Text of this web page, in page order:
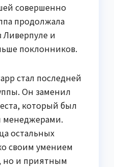
совершенно
продолжала
Ливерпуле и
поклонников.
стал последней
Он заменил
который был
менеджерами.
остальных
своим умением
но и приятным